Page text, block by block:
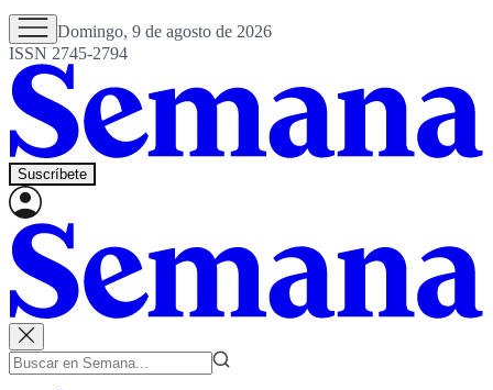
Domingo, 9 de agosto de 2026
ISSN 2745-2794
Suscríbete